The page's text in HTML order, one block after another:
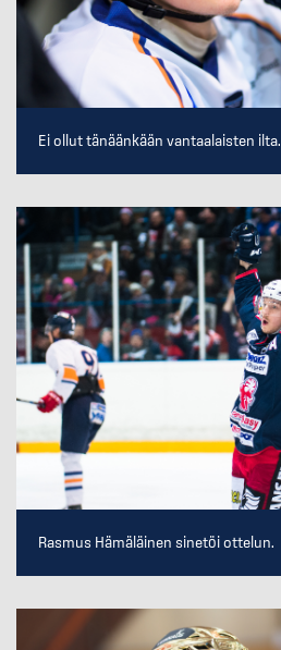
Ei ollut tänäänkään vantaalaisten ilta.
Rasmus Hämäläinen sinetöi ottelun.